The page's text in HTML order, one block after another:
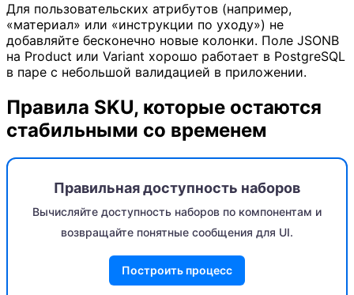
Для пользовательских атрибутов (например,
«материал» или «инструкции по уходу») не
добавляйте бесконечно новые колонки. Поле JSONB
на Product или Variant хорошо работает в PostgreSQL
в паре с небольшой валидацией в приложении.
Правила SKU, которые остаются
стабильными со временем
Правильная доступность наборов
Вычисляйте доступность наборов по компонентам и
возвращайте понятные сообщения для UI.
Построить процесс